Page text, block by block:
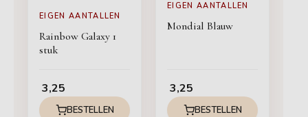
EIGEN AANTALLEN
Rainbow Galaxy 1
stuk
3,25
BESTELLEN
EIGEN AANTALLEN
Mondial Blauw
3,25
BESTELLEN